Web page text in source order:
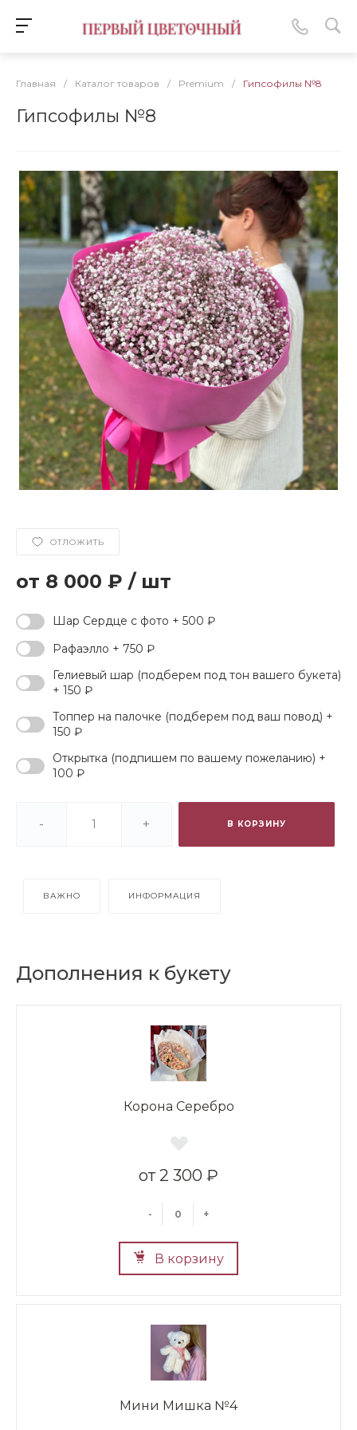
Главная / Каталог товаров / Premium / Гипсофилы №8
Гипсофилы №8
ОТЛОЖИТЬ
8 000 ₽ / шт
Шар Сердце с фото + 500 ₽
Рафаэлло + 750 ₽
Гелиевый шар (подберем под тон вашего букета)
+ 150 ₽
Топпер на палочке (подберем под ваш повод) +
150 ₽
Открытка (подпишем по вашему пожеланию) +
100 ₽
- + В КОРЗИНУ
ВАЖНО ИНФОРМАЦИЯ
Дополнения к букету
Корона Серебро
2 300 ₽
- +
В корзину
Мини Мишка №4